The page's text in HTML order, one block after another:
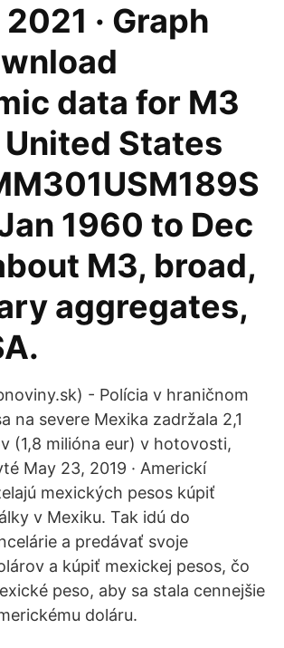
2021 · Graph
data for M3
States
1960 to Dec
M3, broad,
aggregates,
- Polícia v hraničnom
na severe Mexika zadržala 2,1
(1,8 milióna eur) v hotovosti,
May 23, 2019 · Americkí
mexických pesos kúpiť
v Mexiku. Tak idú do
a predávať svoje
a kúpiť mexickej pesos, čo
peso, aby sa stala cennejšie
doláru.